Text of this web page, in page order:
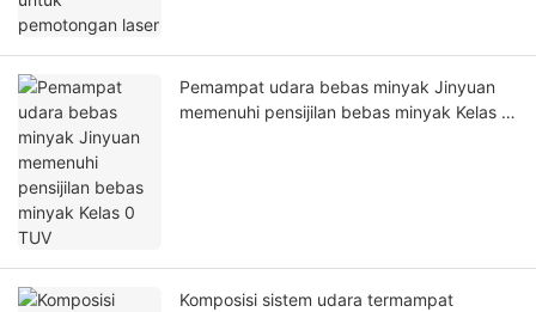
Pemampat udara bebas minyak Jinyuan
memenuhi pensijilan bebas minyak Kelas 0
Komposisi sistem udara termampat